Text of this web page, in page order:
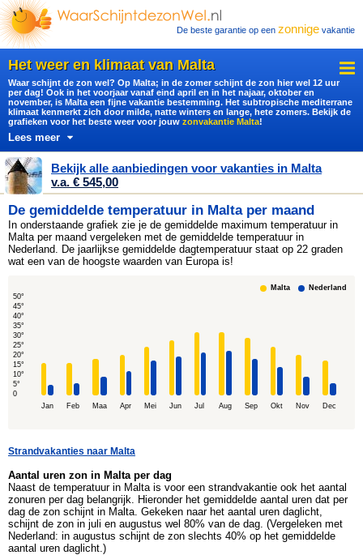
De beste garantie op een zonnige vakantie
Het weer en klimaat van Malta
Waar schijnt de zon wel? Op Malta; in de zomer schijnt de zon hier wel 12 uur
per dag! Ook in het voorjaar vanaf eind april en in het najaar, oktober en
november, is Malta een fijne vakantie bestemming. Het subtropische mediterrane
klimaat kenmerkt zich door milde, natte winters en lange, hete zomers. Bekijk de
grafieken voor het beste weer voor jouw zonvakantie Malta!
Lees meer
Bekijk alle aanbiedingen voor vakanties in Malta
v.a. € 545,00
De gemiddelde temperatuur in Malta per maand
In onderstaande grafiek zie je de gemiddelde maximum temperatuur in
Malta per maand vergeleken met de gemiddelde temperatuur in
Nederland. De jaarlijkse gemiddelde dagtemperatuur staat op 22 graden
wat een van de hoogste waarden van Europa is!
50°
45°
40°
35°
30°
25°
20°
15°
10°
5°
0
Jan
Feb Maa Apr Mei Jun Jul Aug Sep Okt Nov Dec
Malta Nederland
Strandvakanties naar Malta
Aantal uren zon in Malta per dag
Naast de temperatuur in Malta is voor een strandvakantie ook het aantal
zonuren per dag belangrijk. Hieronder het gemiddelde aantal uren dat per
dag de zon schijnt in Malta. Gekeken naar het aantal uren daglicht,
schijnt de zon in juli en augustus wel 80% van de dag. (Vergeleken met
Nederland: in augustus schijnt de zon slechts 40% op het gemiddelde
aantal uren daglicht.)